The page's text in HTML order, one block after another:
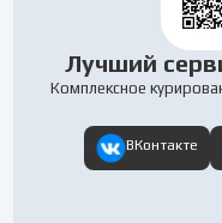
Лучший
Комплексное
ВКонтакте